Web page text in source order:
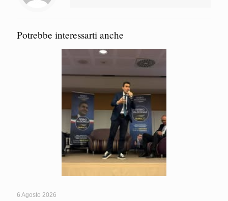
Potrebbe interessarti anche
6 Agosto 2026